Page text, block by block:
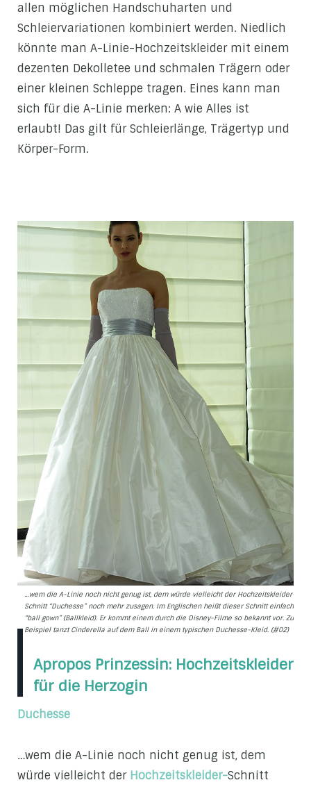
allen möglichen Handschuharten und
Schleiervariationen kombiniert werden. Niedlich
könnte man A-Linie-Hochzeitskleider mit einem
dezenten Dekolletee und schmalen Trägern oder
einer kleinen Schleppe tragen. Eines kann man
sich für die A-Linie merken: A wie Alles ist
erlaubt! Das gilt für Schleierlänge, Trägertyp und
Körper-Form.
…wem die A-Linie noch nicht genug ist, dem würde vielleicht der Hochzeitskleider-
Schnitt “Duchesse” noch mehr zusagen. Im Englischen heißt dieser Schnitt einfach
“ball gown” (Ballkleid). Er kommt einem durch die Disney-Filme so bekannt vor. Zum
Beispiel tanzt Cinderella auf dem Ball in einem typischen Duchesse-Kleid. (#02)
Apropos Prinzessin: Hochzeitskleider
für die Herzogin
Duchesse
…wem die A-Linie noch nicht genug ist, dem
würde vielleicht derHochzeitskleider-Schnitt